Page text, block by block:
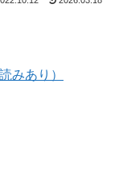
みあり）